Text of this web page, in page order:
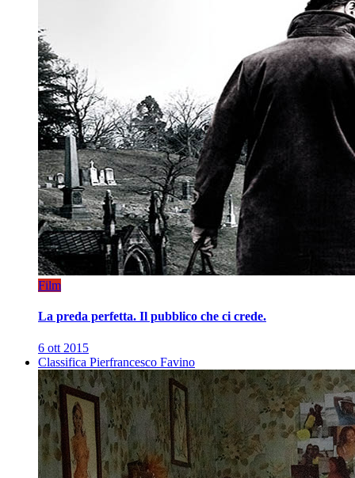
Film
La preda perfetta. Il pubblico che ci crede.
6 ott 2015
Classifica Pierfrancesco Favino